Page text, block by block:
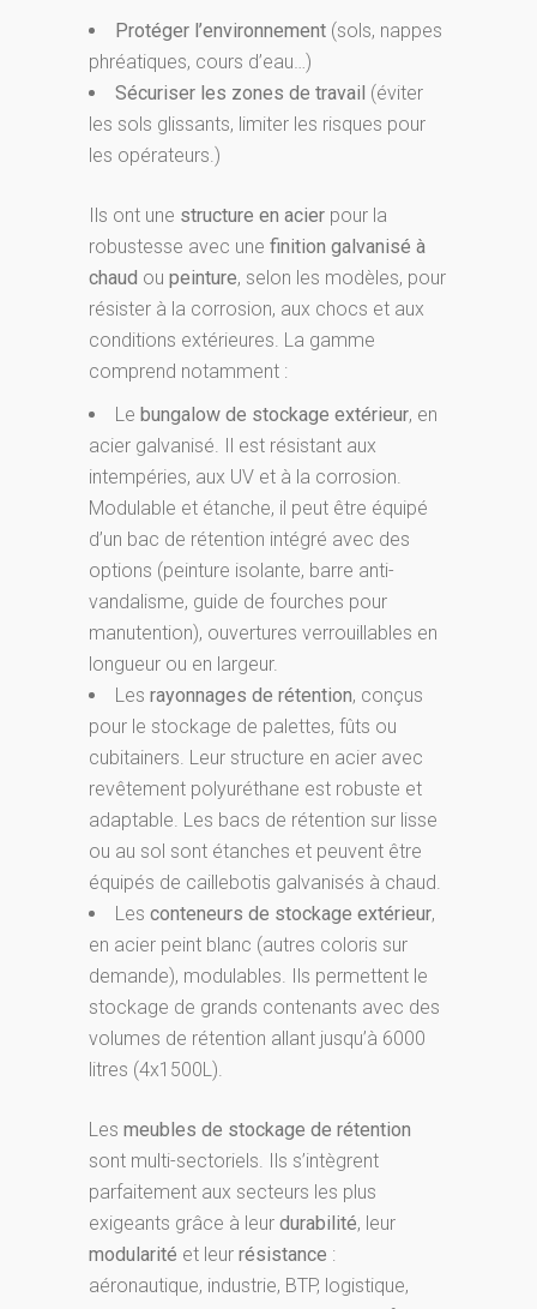
Protéger l’environnement (sols, nappes
phréatiques, cours d’eau…)
Sécuriser les zones de travail (éviter
les sols glissants, limiter les risques pour
les opérateurs.)
Ils ont une structure en acier pour la
robustesse avec une finition galvanisé à
chaud ou peinture, selon les modèles, pour
résister à la corrosion, aux chocs et aux
conditions extérieures. La gamme
comprend notamment :
Le bungalow de stockage extérieur, en
acier galvanisé. Il est résistant aux
intempéries, aux UV et à la corrosion.
Modulable et étanche, il peut être équipé
d’un bac de rétention intégré avec des
options (peinture isolante, barre anti-
vandalisme, guide de fourches pour
manutention), ouvertures verrouillables en
longueur ou en largeur.
Les rayonnages de rétention, conçus
pour le stockage de palettes, fûts ou
cubitainers. Leur structure en acier avec
revêtement polyuréthane est robuste et
adaptable. Les bacs de rétention sur lisse
ou au sol sont étanches et peuvent être
équipés de caillebotis galvanisés à chaud.
Les conteneurs de stockage extérieur,
en acier peint blanc (autres coloris sur
demande), modulables. Ils permettent le
stockage de grands contenants avec des
volumes de rétention allant jusqu’à 6000
litres (4x1500L).
Les meubles de stockage de rétention
sont multi-sectoriels. Ils s’intègrent
parfaitement aux secteurs les plus
exigeants grâce à leur durabilité, leur
modularité et leur résistance :
aéronautique, industrie, BTP, logistique,